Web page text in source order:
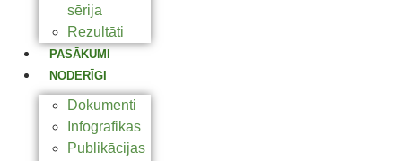
sērija
Rezultāti
PASĀKUMI
NODERĪGI
Dokumenti
Infografikas
Publikācijas